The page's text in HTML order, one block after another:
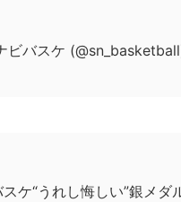
バスケ
ケ“うれし悔しい”銀メダ